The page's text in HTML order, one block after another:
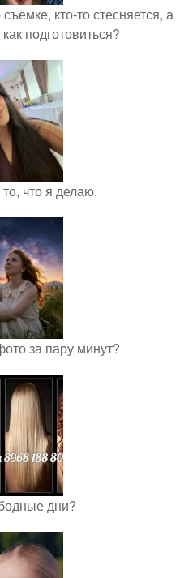
кто-то стесняется, а
подготовиться?
что я делаю.
за пару минут?
дни?